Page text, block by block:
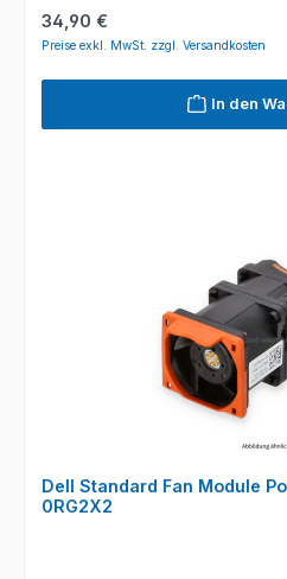
Regulärer Preis:
34,90 €
Preise exkl. MwSt. zzgl. Versandkosten
In den
Dell Standard Fan Module
0RG2X2